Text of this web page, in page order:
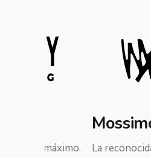
Mossimo
La reconocida marca